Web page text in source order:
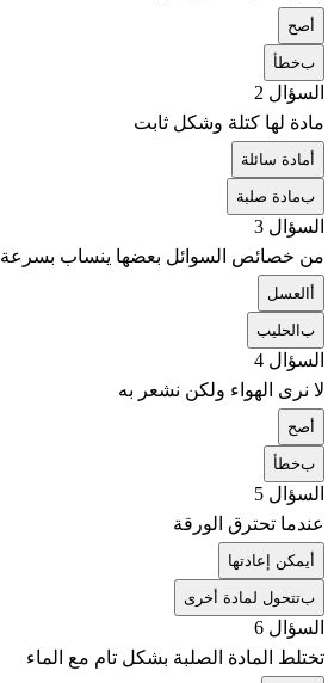
أصح
بخطأ
السؤال 2
مادة لها كتلة وشكل ثابت
أمادة سائلة
بمادة صلبة
السؤال 3
من خصائص السوائل بعضها ينساب بسرعة
أ العسل
ب الحليب
السؤال 4
لا نرى الهواء ولكن نشعر به
أصح
بخطأ
السؤال 5
عندما تحترق الورقة
أيمكن إعادتها
بتتحول لمادة أخرى
السؤال 6
تختلط المادة الصلبة بشكل تام مع الماء